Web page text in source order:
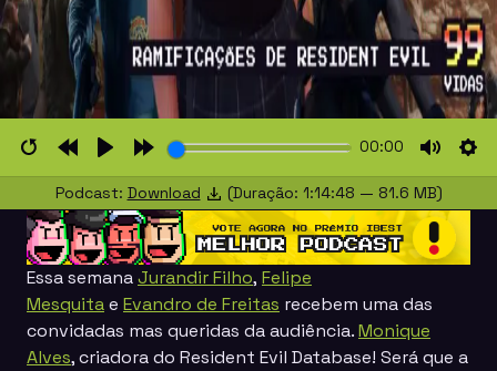
RestartRewind
10s
PlayForward
10s
00:00
Mute
Podcast: Download (Duração: 1:14:48 — 81.6 MB)
Essa semanaJurandir Filho⁠, ⁠Felipe
Mesquita⁠e ⁠Evandro de Freitas⁠ recebem uma das
convidadas mas queridas da audiência.Monique
Alves, criadora do Resident Evil Database! Será que a